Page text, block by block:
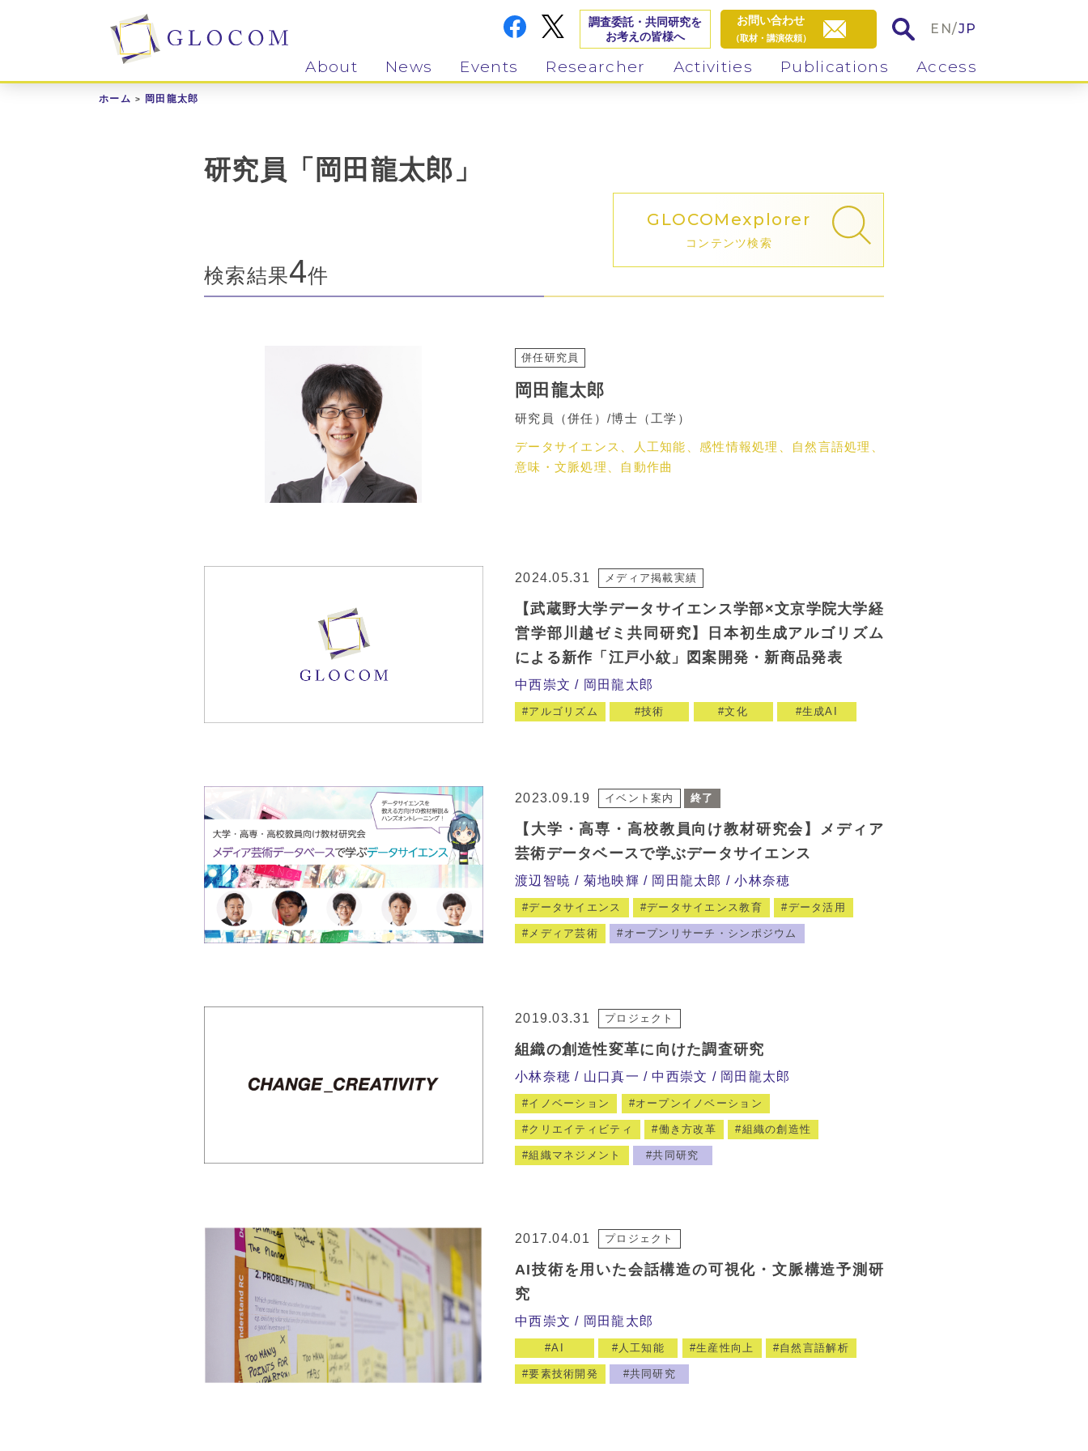
調査委託・共同研究を
お考えの皆様へ
お問い合わせ
（取材・講演依頼）
EN/JP
About News Events Researcher Activities Publications Access
ホーム 岡田龍太郎
研究員「岡田龍太郎」
GLOCOM explorer
コンテンツ検索
検索結果4件
併任研究員
岡田龍太郎
研究員（併任）/博士（工学）
データサイエンス、人工知能、感性情報処理、自然言語処理、
意味・文脈処理、自動作曲
2024.05.31 メディア掲載実績
【武蔵野大学データサイエンス学部×文京学院大学経
営学部川越ゼミ共同研究】日本初生成アルゴリズム
による新作「江戸小紋」図案開発・新商品発表
中西崇文 岡田龍太郎
アルゴリズム 技術 文化 生成AI
2023.09.19 イベント案内 終了
【大学・高専・高校教員向け教材研究会】メディア
芸術データベースで学ぶデータサイエンス
渡辺智暁 菊地映輝 岡田龍太郎 小林奈穂
データサイエンス データサイエンス教育 データ活用
メディア芸術 オープンリサーチ・シンポジウム
2019.03.31 プロジェクト
組織の創造性変革に向けた調査研究
小林奈穂 山口真一 中西崇文 岡田龍太郎
イノベーション オープンイノベーション
クリエイティビティ 働き方改革 組織の創造性
組織マネジメント 共同研究
2017.04.01 プロジェクト
AI技術を用いた会話構造の可視化・文脈構造予測研
究
中西崇文 岡田龍太郎
AI 人工知能 生産性向上 自然言語解析
要素技術開発 共同研究